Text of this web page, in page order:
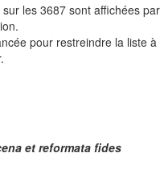
les 3687 sont affichées par
pour restreindre la liste à
et reformata fides